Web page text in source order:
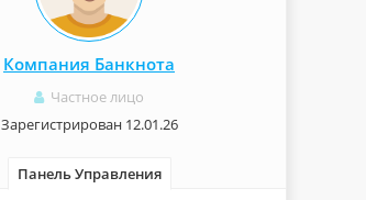
Компания Банкнота
Частное лицо
Зарегистрирован 12.01.26
Панель Управления